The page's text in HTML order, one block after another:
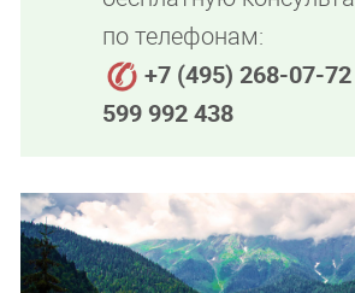
по телефонам:
+7 (495) 268-07-72
599 992 438